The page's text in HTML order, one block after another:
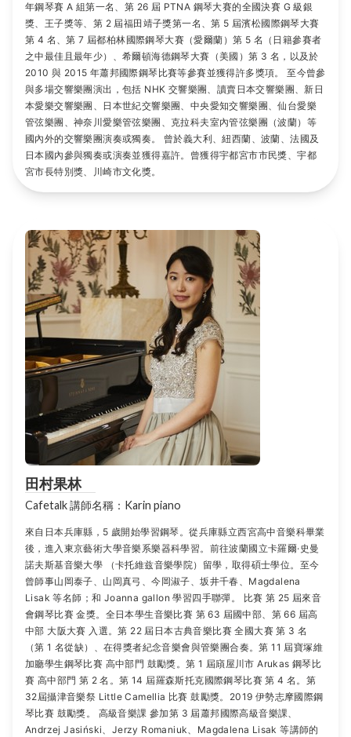
年鋼琴賽 A 組第一名、第 26 屆 PTNA 鋼琴大賽的全國決賽 G 級銀
獎、王子獎等、第 2 屆福田靖子獎第一名、第 5 屆濱松國際鋼琴大賽
第 4 名、第 7 屆都柏林國際鋼琴大賽（愛爾蘭）第 5 名（日籍參賽者
之中最佳且最年少）、希爾頓海德鋼琴大賽（美國）第 3 名，以及於
2010 與 2015 年蕭邦國際鋼琴比賽等參賽並獲得許多獎項。 至今曾參
與多場交響樂團演出，包括 NHK 交響樂團、讀賣日本交響樂團、新日
本愛樂交響樂團、日本世紀交響樂團、中央愛知交響樂團、仙台愛樂
管弦樂團、神奈川愛樂管弦樂團、克拉科夫室內管弦樂團（波蘭）等
國內外的交響樂團演奏或獨奏。 曾於義大利、紐西蘭、波蘭、法國及
日本國內參與獨奏或演奏並獲得嘉許。曾獲得宇都宮市市民獎、宇都
宮市長特別獎、川崎市文化獎。
田村果林
Cafetalk 講師名稱：Karin piano
來自日本兵庫縣，5 歲開始學習鋼琴。從兵庫縣立西宮高中音樂科畢業
後，進入東京藝術大學音樂系樂器科學習。前往波蘭國立卡羅爾·史曼
諾夫斯基音樂大學 （卡托維兹音樂學院）留學，取得碩士學位。至今
曾師事山岡泰子、山岡真弓、今岡淑子、坂井千春、Magdalena
Lisak 等名師；和 Joanna gallon 學習四手聯彈。 比賽 第 25 屆來音
會鋼琴比賽 金獎。全日本學生音樂比賽 第 63 屆國中部、第 66 屆高
中部 大阪大賽 入選。第 22 屆日本古典音樂比賽 全國大賽 第 3 名
（第 1 名從缺）、在得獎者紀念音樂會與管樂團合奏。第 11 屆寶塚維
加廳學生鋼琴比賽 高中部門 鼓勵獎。第 1 屆廎屋川市 Arukas 鋼琴比
賽 高中部門 第 2 名。第 14 屆羅森斯托克國際鋼琴比賽 第 4 名。第
32屆攝津音樂祭 Little Camellia 比賽 鼓勵獎。2019 伊勢志摩國際鋼
琴比賽 鼓勵獎。 高級音樂課 參加第 3 屆蕭邦國際高級音樂課、
Andrzej Jasiński、Jerzy Romaniuk、Magdalena Lisak 等講師的